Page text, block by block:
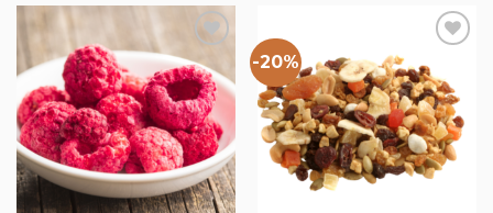
Kedvencekhez
-20%
Kedvencekhez